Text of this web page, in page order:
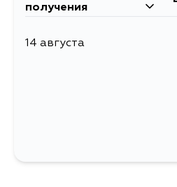
получения
14 августа